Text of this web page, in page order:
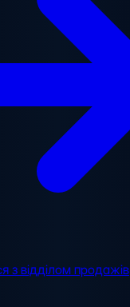
з відділом продажів